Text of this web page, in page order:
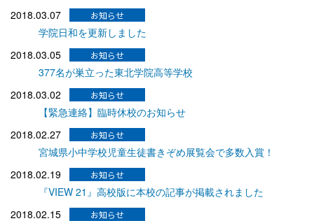
2018.03.07
学院日和を更新しました
2018.03.05
377名が巣立った東北学院高等学校
2018.03.02
【緊急連絡】臨時休校のお知らせ
2018.02.27
宮城県小中学校児童生徒書きぞめ展覧会で多数入賞！
2018.02.19
『VIEW 21』高校版に本校の記事が掲載されました
2018.02.15